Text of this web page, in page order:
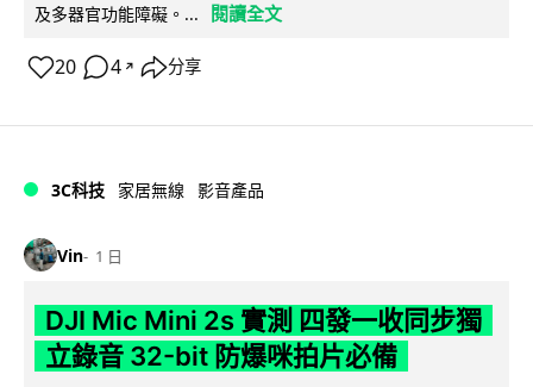
及多器官功能障礙。...
閱讀全文
20 4 ↗ 分享
3C科技 家居無線 影音產品
Vin 1 日
DJI Mic Mini 2s 實測 四發一收同步獨
立錄音 32-bit 防爆咪拍片必備